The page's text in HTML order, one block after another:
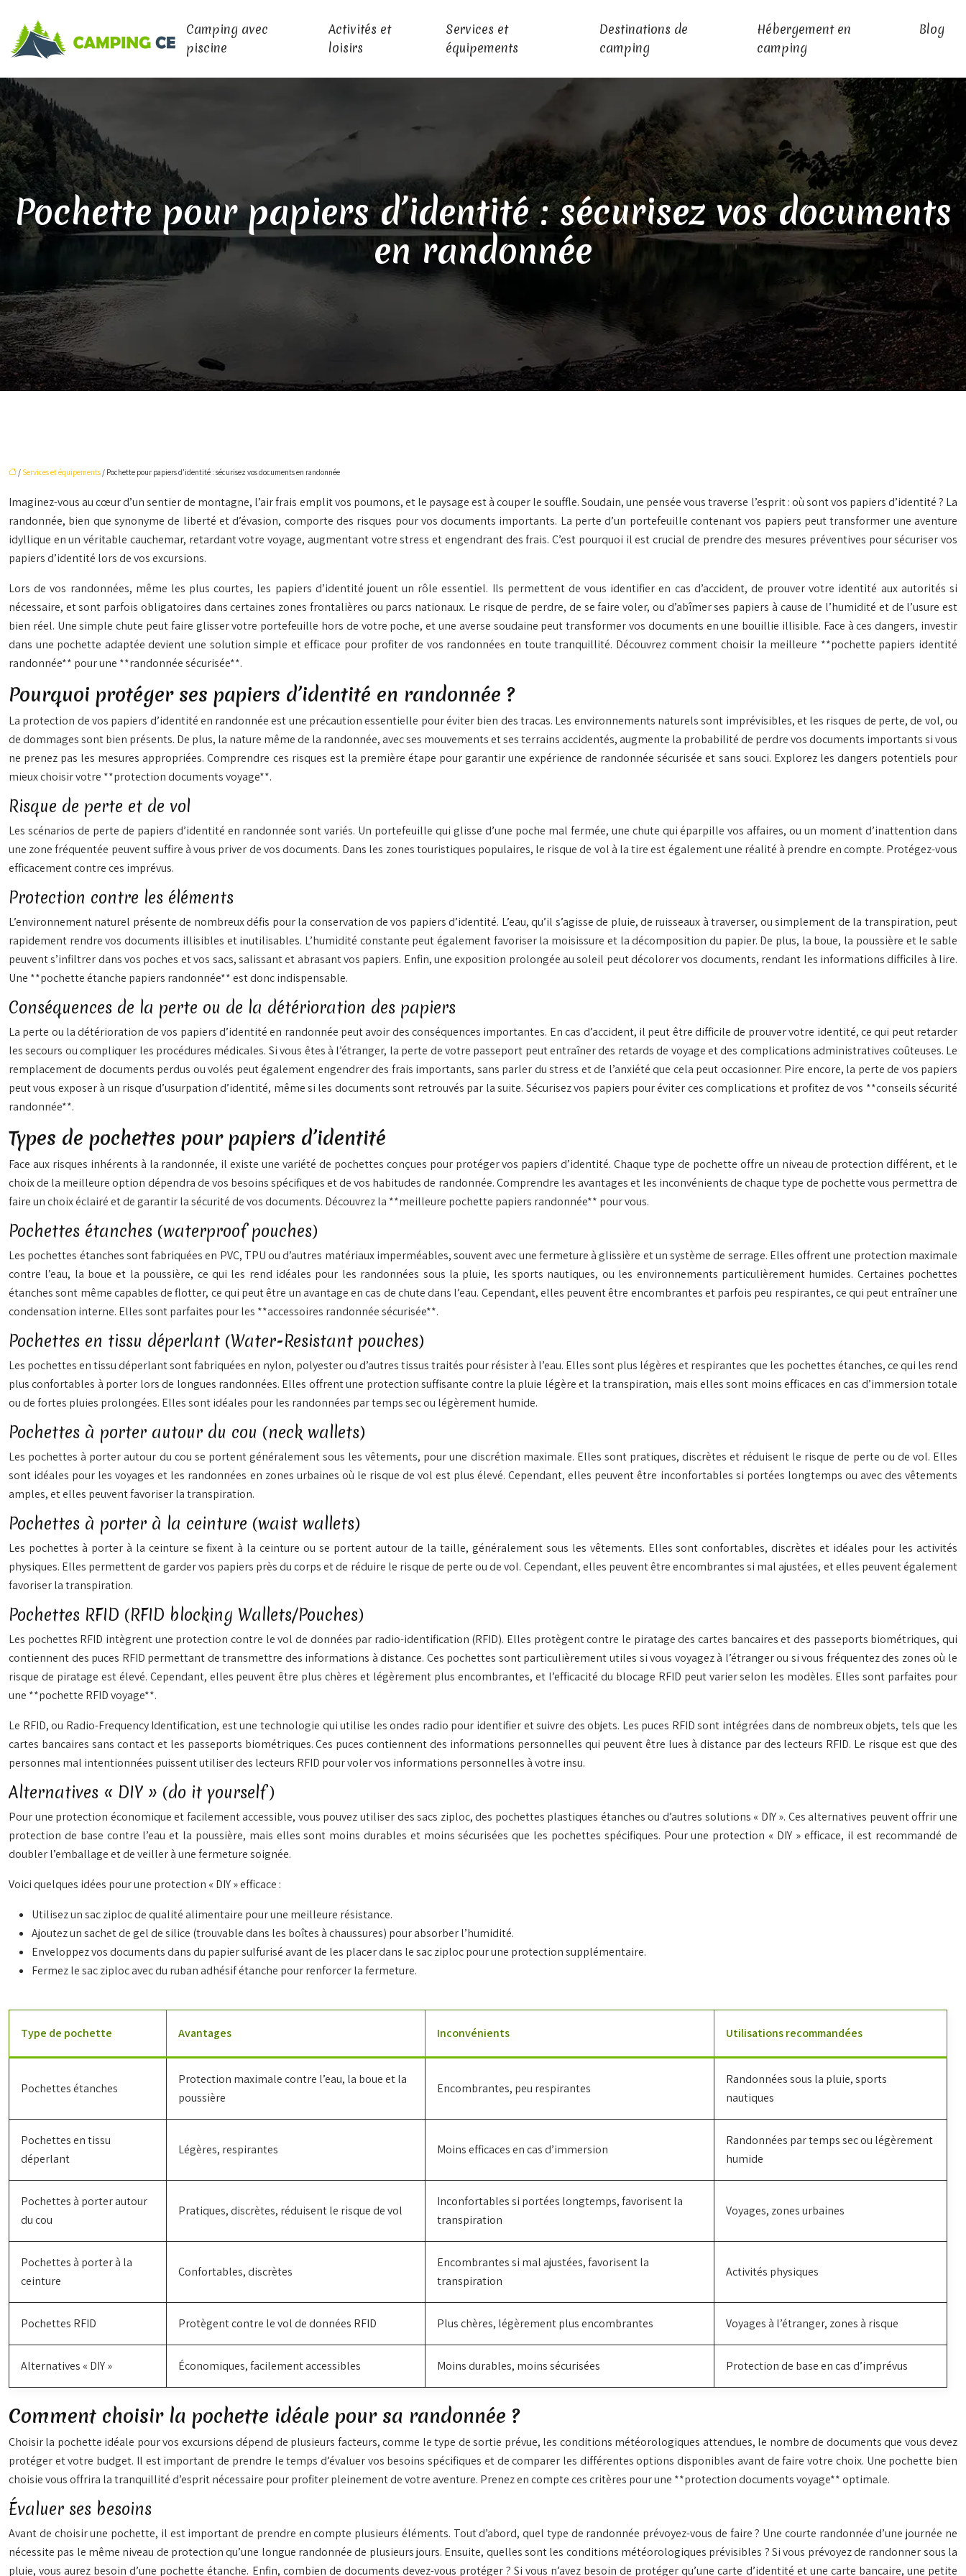
Camping avec
piscine
Activités et
loisirs
Services et
équipements
Destinations de
camping
Hébergement en
camping
Blog
Pochette pour papiers d’identité : sécurisez vos documents
en randonnée
/ Services et équipements / Pochette pour papiers d’identité : sécurisez vos documents en randonnée
Imaginez-vous au cœur d’un sentier de montagne, l’air frais emplit vos poumons, et le paysage est à couper le souffle. Soudain, une pensée vous traverse l’esprit : où sont vos papiers d’identité ? La
randonnée, bien que synonyme de liberté et d’évasion, comporte des risques pour vos documents importants. La perte d’un portefeuille contenant vos papiers peut transformer une aventure
idyllique en un véritable cauchemar, retardant votre voyage, augmentant votre stress et engendrant des frais. C’est pourquoi il est crucial de prendre des mesures préventives pour sécuriser vos
papiers d’identité lors de vos excursions.
Lors de vos randonnées, même les plus courtes, les papiers d’identité jouent un rôle essentiel. Ils permettent de vous identifier en cas d’accident, de prouver votre identité aux autorités si
nécessaire, et sont parfois obligatoires dans certaines zones frontalières ou parcs nationaux. Le risque de perdre, de se faire voler, ou d’abîmer ses papiers à cause de l’humidité et de l’usure est
bien réel. Une simple chute peut faire glisser votre portefeuille hors de votre poche, et une averse soudaine peut transformer vos documents en une bouillie illisible. Face à ces dangers, investir
dans une pochette adaptée devient une solution simple et efficace pour profiter de vos randonnées en toute tranquillité. Découvrez comment choisir la meilleure **pochette papiers identité
randonnée** pour une **randonnée sécurisée**.
Pourquoi protéger ses papiers d’identité en randonnée ?
La protection de vos papiers d’identité en randonnée est une précaution essentielle pour éviter bien des tracas. Les environnements naturels sont imprévisibles, et les risques de perte, de vol, ou
de dommages sont bien présents. De plus, la nature même de la randonnée, avec ses mouvements et ses terrains accidentés, augmente la probabilité de perdre vos documents importants si vous
ne prenez pas les mesures appropriées. Comprendre ces risques est la première étape pour garantir une expérience de randonnée sécurisée et sans souci. Explorez les dangers potentiels pour
mieux choisir votre **protection documents voyage**.
Risque de perte et de vol
Les scénarios de perte de papiers d’identité en randonnée sont variés. Un portefeuille qui glisse d’une poche mal fermée, une chute qui éparpille vos affaires, ou un moment d’inattention dans
une zone fréquentée peuvent suffire à vous priver de vos documents. Dans les zones touristiques populaires, le risque de vol à la tire est également une réalité à prendre en compte. Protégez-vous
efficacement contre ces imprévus.
Protection contre les éléments
L’environnement naturel présente de nombreux défis pour la conservation de vos papiers d’identité. L’eau, qu’il s’agisse de pluie, de ruisseaux à traverser, ou simplement de la transpiration, peut
rapidement rendre vos documents illisibles et inutilisables. L’humidité constante peut également favoriser la moisissure et la décomposition du papier. De plus, la boue, la poussière et le sable
peuvent s’infiltrer dans vos poches et vos sacs, salissant et abrasant vos papiers. Enfin, une exposition prolongée au soleil peut décolorer vos documents, rendant les informations difficiles à lire.
Une **pochette étanche papiers randonnée** est donc indispensable.
Conséquences de la perte ou de la détérioration des papiers
La perte ou la détérioration de vos papiers d’identité en randonnée peut avoir des conséquences importantes. En cas d’accident, il peut être difficile de prouver votre identité, ce qui peut retarder
les secours ou compliquer les procédures médicales. Si vous êtes à l’étranger, la perte de votre passeport peut entraîner des retards de voyage et des complications administratives coûteuses. Le
remplacement de documents perdus ou volés peut également engendrer des frais importants, sans parler du stress et de l’anxiété que cela peut occasionner. Pire encore, la perte de vos papiers
peut vous exposer à un risque d’usurpation d’identité, même si les documents sont retrouvés par la suite. Sécurisez vos papiers pour éviter ces complications et profitez de vos **conseils sécurité
randonnée**.
Types de pochettes pour papiers d’identité
Face aux risques inhérents à la randonnée, il existe une variété de pochettes conçues pour protéger vos papiers d’identité. Chaque type de pochette offre un niveau de protection différent, et le
choix de la meilleure option dépendra de vos besoins spécifiques et de vos habitudes de randonnée. Comprendre les avantages et les inconvénients de chaque type de pochette vous permettra de
faire un choix éclairé et de garantir la sécurité de vos documents. Découvrez la **meilleure pochette papiers randonnée** pour vous.
Pochettes étanches (waterproof pouches)
Les pochettes étanches sont fabriquées en PVC, TPU ou d’autres matériaux imperméables, souvent avec une fermeture à glissière et un système de serrage. Elles offrent une protection maximale
contre l’eau, la boue et la poussière, ce qui les rend idéales pour les randonnées sous la pluie, les sports nautiques, ou les environnements particulièrement humides. Certaines pochettes
étanches sont même capables de flotter, ce qui peut être un avantage en cas de chute dans l’eau. Cependant, elles peuvent être encombrantes et parfois peu respirantes, ce qui peut entraîner une
condensation interne. Elles sont parfaites pour les **accessoires randonnée sécurisée**.
Pochettes en tissu déperlant (Water-Resistant pouches)
Les pochettes en tissu déperlant sont fabriquées en nylon, polyester ou d’autres tissus traités pour résister à l’eau. Elles sont plus légères et respirantes que les pochettes étanches, ce qui les rend
plus confortables à porter lors de longues randonnées. Elles offrent une protection suffisante contre la pluie légère et la transpiration, mais elles sont moins efficaces en cas d’immersion totale
ou de fortes pluies prolongées. Elles sont idéales pour les randonnées par temps sec ou légèrement humide.
Pochettes à porter autour du cou (neck wallets)
Les pochettes à porter autour du cou se portent généralement sous les vêtements, pour une discrétion maximale. Elles sont pratiques, discrètes et réduisent le risque de perte ou de vol. Elles
sont idéales pour les voyages et les randonnées en zones urbaines où le risque de vol est plus élevé. Cependant, elles peuvent être inconfortables si portées longtemps ou avec des vêtements
amples, et elles peuvent favoriser la transpiration.
Pochettes à porter à la ceinture (waist wallets)
Les pochettes à porter à la ceinture se fixent à la ceinture ou se portent autour de la taille, généralement sous les vêtements. Elles sont confortables, discrètes et idéales pour les activités
physiques. Elles permettent de garder vos papiers près du corps et de réduire le risque de perte ou de vol. Cependant, elles peuvent être encombrantes si mal ajustées, et elles peuvent également
favoriser la transpiration.
Pochettes RFID (RFID blocking Wallets/Pouches)
Les pochettes RFID intègrent une protection contre le vol de données par radio-identification (RFID). Elles protègent contre le piratage des cartes bancaires et des passeports biométriques, qui
contiennent des puces RFID permettant de transmettre des informations à distance. Ces pochettes sont particulièrement utiles si vous voyagez à l’étranger ou si vous fréquentez des zones où le
risque de piratage est élevé. Cependant, elles peuvent être plus chères et légèrement plus encombrantes, et l’efficacité du blocage RFID peut varier selon les modèles. Elles sont parfaites pour
une **pochette RFID voyage**.
Le RFID, ou Radio-Frequency Identification, est une technologie qui utilise les ondes radio pour identifier et suivre des objets. Les puces RFID sont intégrées dans de nombreux objets, tels que les
cartes bancaires sans contact et les passeports biométriques. Ces puces contiennent des informations personnelles qui peuvent être lues à distance par des lecteurs RFID. Le risque est que des
personnes mal intentionnées puissent utiliser des lecteurs RFID pour voler vos informations personnelles à votre insu.
Alternatives « DIY » (do it yourself)
Pour une protection économique et facilement accessible, vous pouvez utiliser des sacs ziploc, des pochettes plastiques étanches ou d’autres solutions « DIY ». Ces alternatives peuvent offrir une
protection de base contre l’eau et la poussière, mais elles sont moins durables et moins sécurisées que les pochettes spécifiques. Pour une protection « DIY » efficace, il est recommandé de
doubler l’emballage et de veiller à une fermeture soignée.
Voici quelques idées pour une protection « DIY » efficace :
Utilisez un sac ziploc de qualité alimentaire pour une meilleure résistance.
Ajoutez un sachet de gel de silice (trouvable dans les boîtes à chaussures) pour absorber l’humidité.
Enveloppez vos documents dans du papier sulfurisé avant de les placer dans le sac ziploc pour une protection supplémentaire.
Fermez le sac ziploc avec du ruban adhésif étanche pour renforcer la fermeture.
Type de pochette Avantages Inconvénients Utilisations recommandées
Pochettes étanches
Protection maximale contre l’eau, la boue et la
poussière
Encombrantes, peu respirantes
Randonnées sous la pluie, sports
nautiques
Pochettes en tissu
déperlant
Légères, respirantes Moins efficaces en cas d’immersion
Randonnées par temps sec ou légèrement
humide
Pochettes à porter autour
du cou
Pratiques, discrètes, réduisent le risque de vol
Inconfortables si portées longtemps, favorisent la
transpiration
Voyages, zones urbaines
Pochettes à porter à la
ceinture
Confortables, discrètes
Encombrantes si mal ajustées, favorisent la
transpiration
Activités physiques
Pochettes RFID Protègent contre le vol de données RFID Plus chères, légèrement plus encombrantes Voyages à l’étranger, zones à risque
Alternatives « DIY » Économiques, facilement accessibles Moins durables, moins sécurisées Protection de base en cas d’imprévus
Comment choisir la pochette idéale pour sa randonnée ?
Choisir la pochette idéale pour vos excursions dépend de plusieurs facteurs, comme le type de sortie prévue, les conditions météorologiques attendues, le nombre de documents que vous devez
protéger et votre budget. Il est important de prendre le temps d’évaluer vos besoins spécifiques et de comparer les différentes options disponibles avant de faire votre choix. Une pochette bien
choisie vous offrira la tranquillité d’esprit nécessaire pour profiter pleinement de votre aventure. Prenez en compte ces critères pour une **protection documents voyage** optimale.
Évaluer ses besoins
Avant de choisir une pochette, il est important de prendre en compte plusieurs éléments. Tout d’abord, quel type de randonnée prévoyez-vous de faire ? Une courte randonnée d’une journée ne
nécessite pas le même niveau de protection qu’une longue randonnée de plusieurs jours. Ensuite, quelles sont les conditions météorologiques prévisibles ? Si vous prévoyez de randonner sous la
pluie, vous aurez besoin d’une pochette étanche. Enfin, combien de documents devez-vous protéger ? Si vous n’avez besoin de protéger qu’une carte d’identité et une carte bancaire, une petite